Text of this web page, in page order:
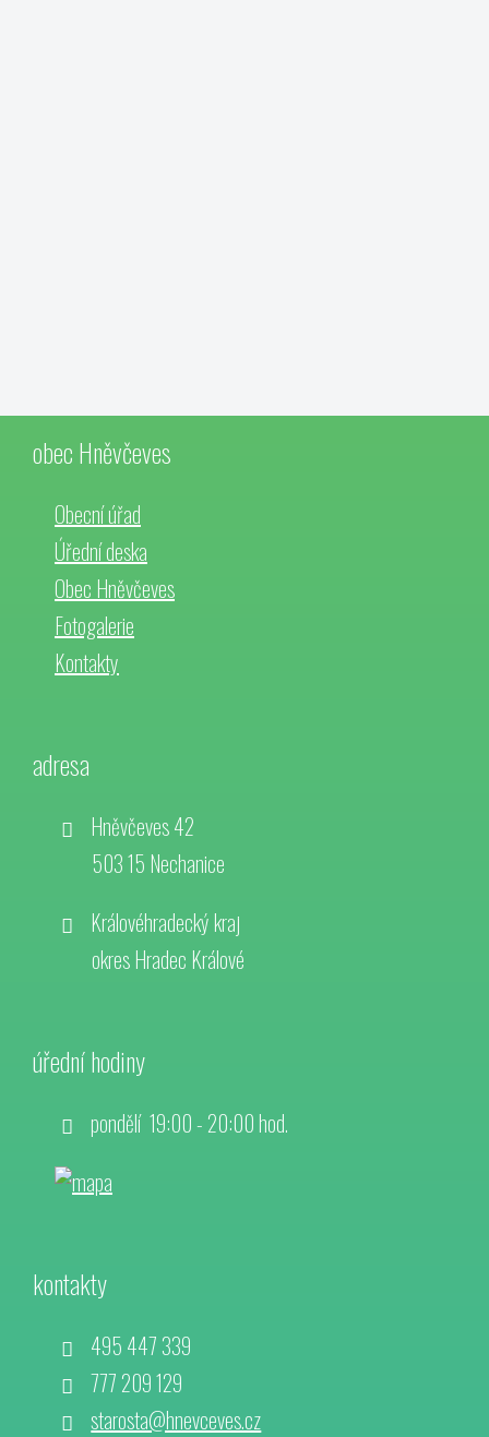
obec Hněvčeves
Obecní úřad
Úřední deska
Obec Hněvčeves
Fotogalerie
Kontakty
adresa
Hněvčeves 42
503 15 Nechanice
Královéhradecký kraj
okres Hradec Králové
úřední hodiny
pondělí 19:00 - 20:00 hod.
kontakty
495 447 339
777 209 129
starosta@hnevceves.cz